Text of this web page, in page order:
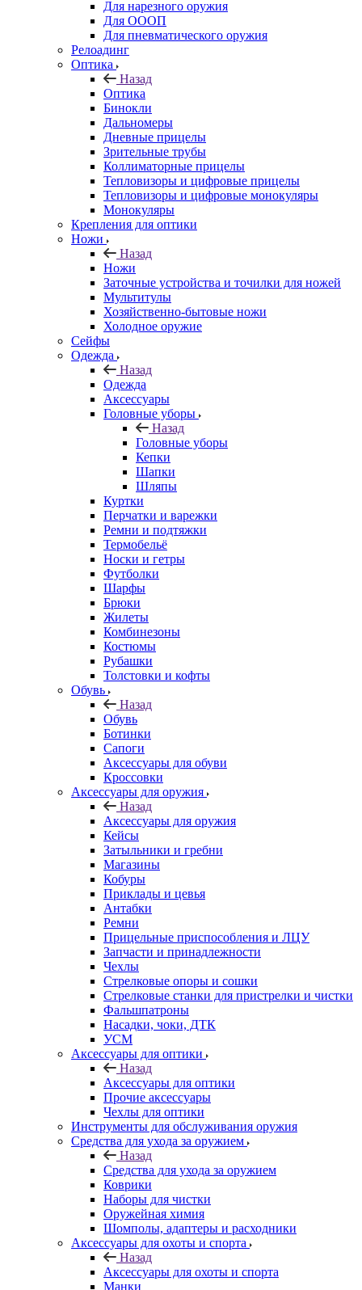
Для нарезного оружия
Для ОООП
Для пневматического оружия
Релоадинг
Оптика
Назад
Оптика
Бинокли
Дальномеры
Дневные прицелы
Зрительные трубы
Коллиматорные прицелы
Тепловизоры и цифровые прицелы
Тепловизоры и цифровые монокуляры
Монокуляры
Крепления для оптики
Ножи
Назад
Ножи
Заточные устройства и точилки для ножей
Мультитулы
Хозяйственно-бытовые ножи
Холодное оружие
Сейфы
Одежда
Назад
Одежда
Аксессуары
Головные уборы
Назад
Головные уборы
Кепки
Шапки
Шляпы
Куртки
Перчатки и варежки
Ремни и подтяжки
Термобельё
Носки и гетры
Футболки
Шарфы
Брюки
Жилеты
Комбинезоны
Костюмы
Рубашки
Толстовки и кофты
Обувь
Назад
Обувь
Ботинки
Сапоги
Аксессуары для обуви
Кроссовки
Аксессуары для оружия
Назад
Аксессуары для оружия
Кейсы
Затыльники и гребни
Магазины
Кобуры
Приклады и цевья
Антабки
Ремни
Прицельные приспособления и ЛЦУ
Запчасти и принадлежности
Чехлы
Стрелковые опоры и сошки
Стрелковые станки для пристрелки и чистки
Фальшпатроны
Насадки, чоки, ДТК
УСМ
Аксессуары для оптики
Назад
Аксессуары для оптики
Прочие аксессуары
Чехлы для оптики
Инструменты для обслуживания оружия
Средства для ухода за оружием
Назад
Средства для ухода за оружием
Коврики
Наборы для чистки
Оружейная химия
Шомполы, адаптеры и расходники
Аксессуары для охоты и спорта
Назад
Аксессуары для охоты и спорта
Манки